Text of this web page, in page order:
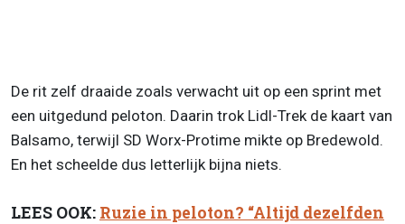
De rit zelf draaide zoals verwacht uit op een sprint met
een uitgedund peloton. Daarin trok Lidl-Trek de kaart van
Balsamo, terwijl SD Worx-Protime mikte op Bredewold.
En het scheelde dus letterlijk bijna niets.
LEES OOK: Ruzie in peloton? “Altijd dezelfden